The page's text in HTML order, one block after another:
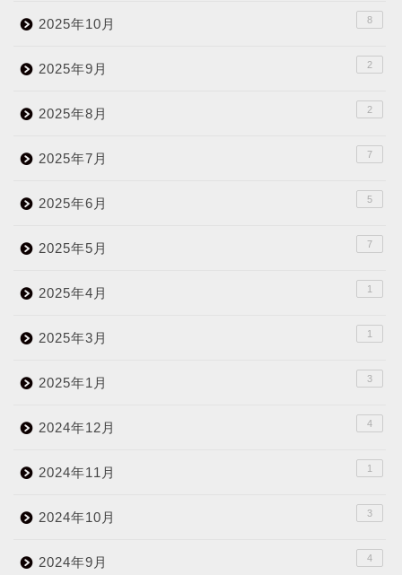
2025年10月 8
2025年9月 2
2025年8月 2
2025年7月 7
2025年6月 5
2025年5月 7
2025年4月 1
2025年3月 1
2025年1月 3
2024年12月 4
2024年11月 1
2024年10月 3
2024年9月 4